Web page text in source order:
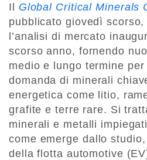
Il Global Critical Minerals
pubblicato giovedì
l’analisi di mercato
scorso anno, fornendo
medio e lungo termine per
domanda di minerali
energetica come litio,
grafite e terre rare. Si
minerali e metalli
come emerge dallo
della flotta automotive